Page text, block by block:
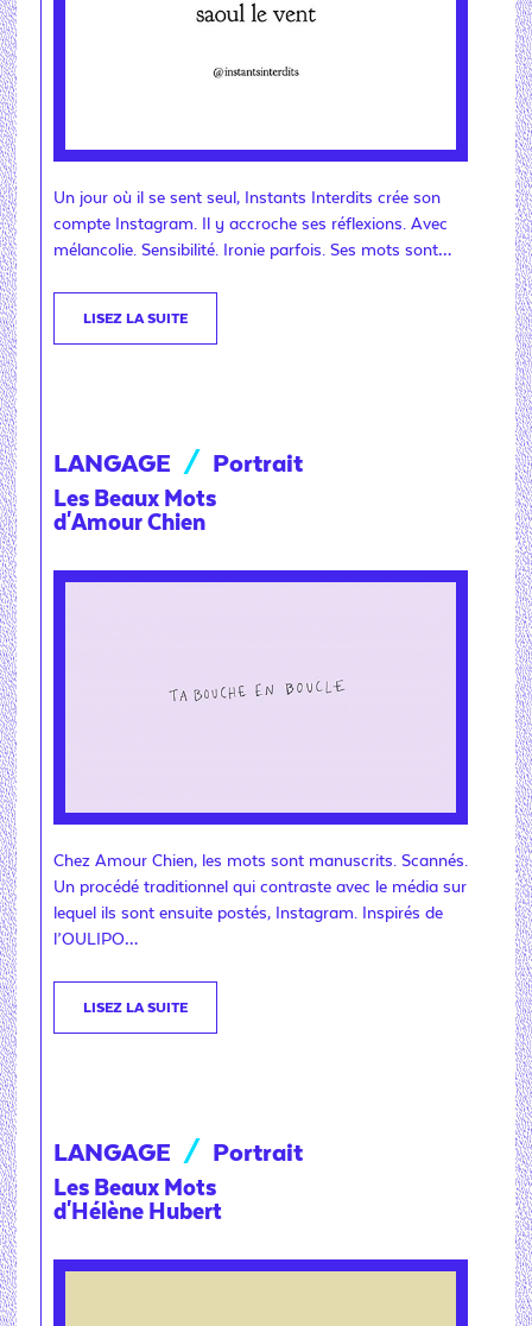
Un jour où il se sent seul, Instants Interdits crée son
compte Instagram. Il y accroche ses réflexions. Avec
mélancolie. Sensibilité. Ironie parfois. Ses mots sont…
LISEZ LA SUITE
LANGAGE / Portrait
Les Beaux Mots
d'Amour Chien
Chez Amour Chien, les mots sont manuscrits. Scannés.
Un procédé traditionnel qui contraste avec le média sur
lequel ils sont ensuite postés, Instagram. Inspirés de
l’OULIPO…
LISEZ LA SUITE
LANGAGE / Portrait
Les Beaux Mots
d'Hélène Hubert